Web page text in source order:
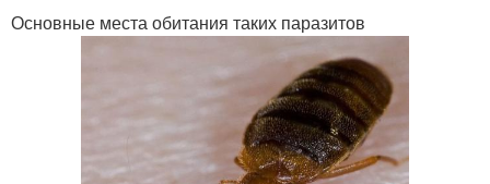
Основные места обитания таких паразитов